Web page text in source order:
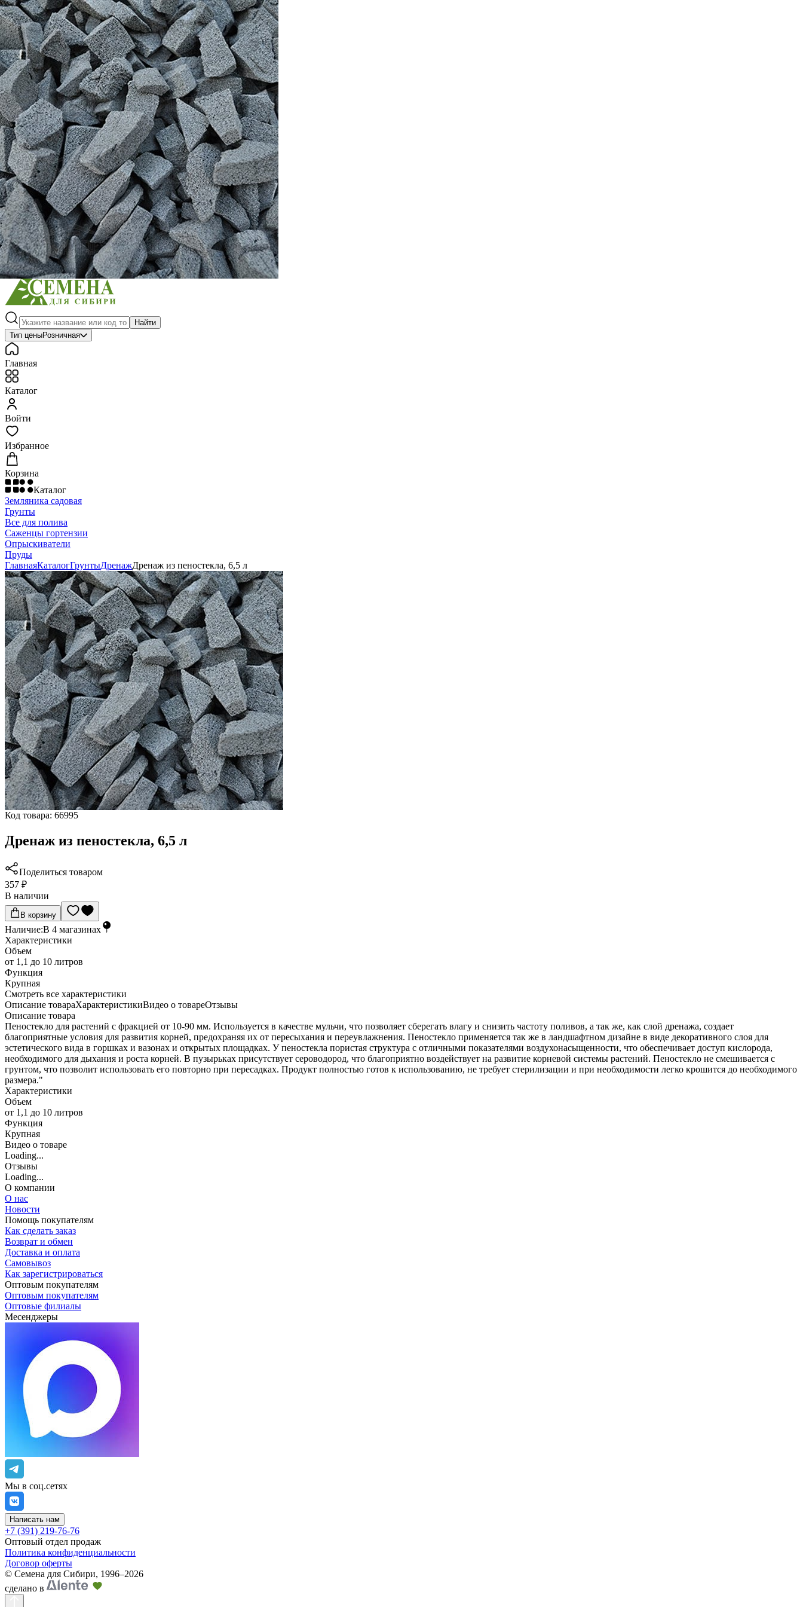
Выберите город
Обратный звонокЗаказать обратный звонок
Каталог
Семена
Грунты
Газонные травы, сидераты
Горшки, рассадники, аксессуары
Посадочный материал
Садовый инструмент, инвентарь
Консервирование
Средства защиты, удобрения, добавки, химия
Обустройство сада, декор
Найти
Тип ценыРозничная
Главная
Каталог
Войти
Избранное
Корзина
Каталог
Земляника садовая
Грунты
Все для полива
Саженцы гортензии
Опрыскиватели
Пруды
ГлавнаяКаталогГрунтыДренажДренаж из пеностекла, 6,5 л
Код товара: 66995
Дренаж из пеностекла, 6,5 л
Поделиться товаром
357 ₽
В наличии
В корзину
Наличие:В 4 магазинах
Характеристики
Объем
от 1,1 до 10 литров
Функция
Крупная
Cмотреть все характеристики
Описание товараХарактеристикиВидео о товареОтзывы
Описание товара
Пеностекло для растений с фракцией от 10-90 мм. Используется в качестве мульчи, что позволяет сберегать влагу и снизить частоту поливов, а так же, как слой дренажа, создает
благоприятные условия для развития корней, предохраняя их от пересыхания и переувлажнения. Пеностекло применяется так же в ландшафтном дизайне в виде декоративного слоя для
эстетического вида в горшках и вазонах и открытых площадках. У пеностекла пористая структура с отличными показателями воздухонасыщенности, что обеспечивает доступ кислорода,
необходимого для дыхания и роста корней. В пузырьках присутствует сероводород, что благоприятно воздействует на развитие корневой системы растений. Пеностекло не смешивается с
грунтом, что позволит использовать его повторно при пересадках. Продукт полностью готов к использованию, не требует стерилизации и при необходимости легко крошится до необходимого
размера."
Характеристики
Объем
от 1,1 до 10 литров
Функция
Крупная
Видео о товаре
Loading...
Отзывы
Loading...
О компании
О нас
Новости
Помощь покупателям
Как сделать заказ
Возврат и обмен
Доставка и оплата
Самовывоз
Как зарегистрироваться
Оптовым покупателям
Оптовым покупателям
Оптовые филиалы
Месенджеры
Мы в соц.сетях
Написать нам
+7 (391) 219-76-76
Оптовый отдел продаж
Политика конфиденциальности
Договор оферты
© Семена для Сибири, 1996–2026
сделано в